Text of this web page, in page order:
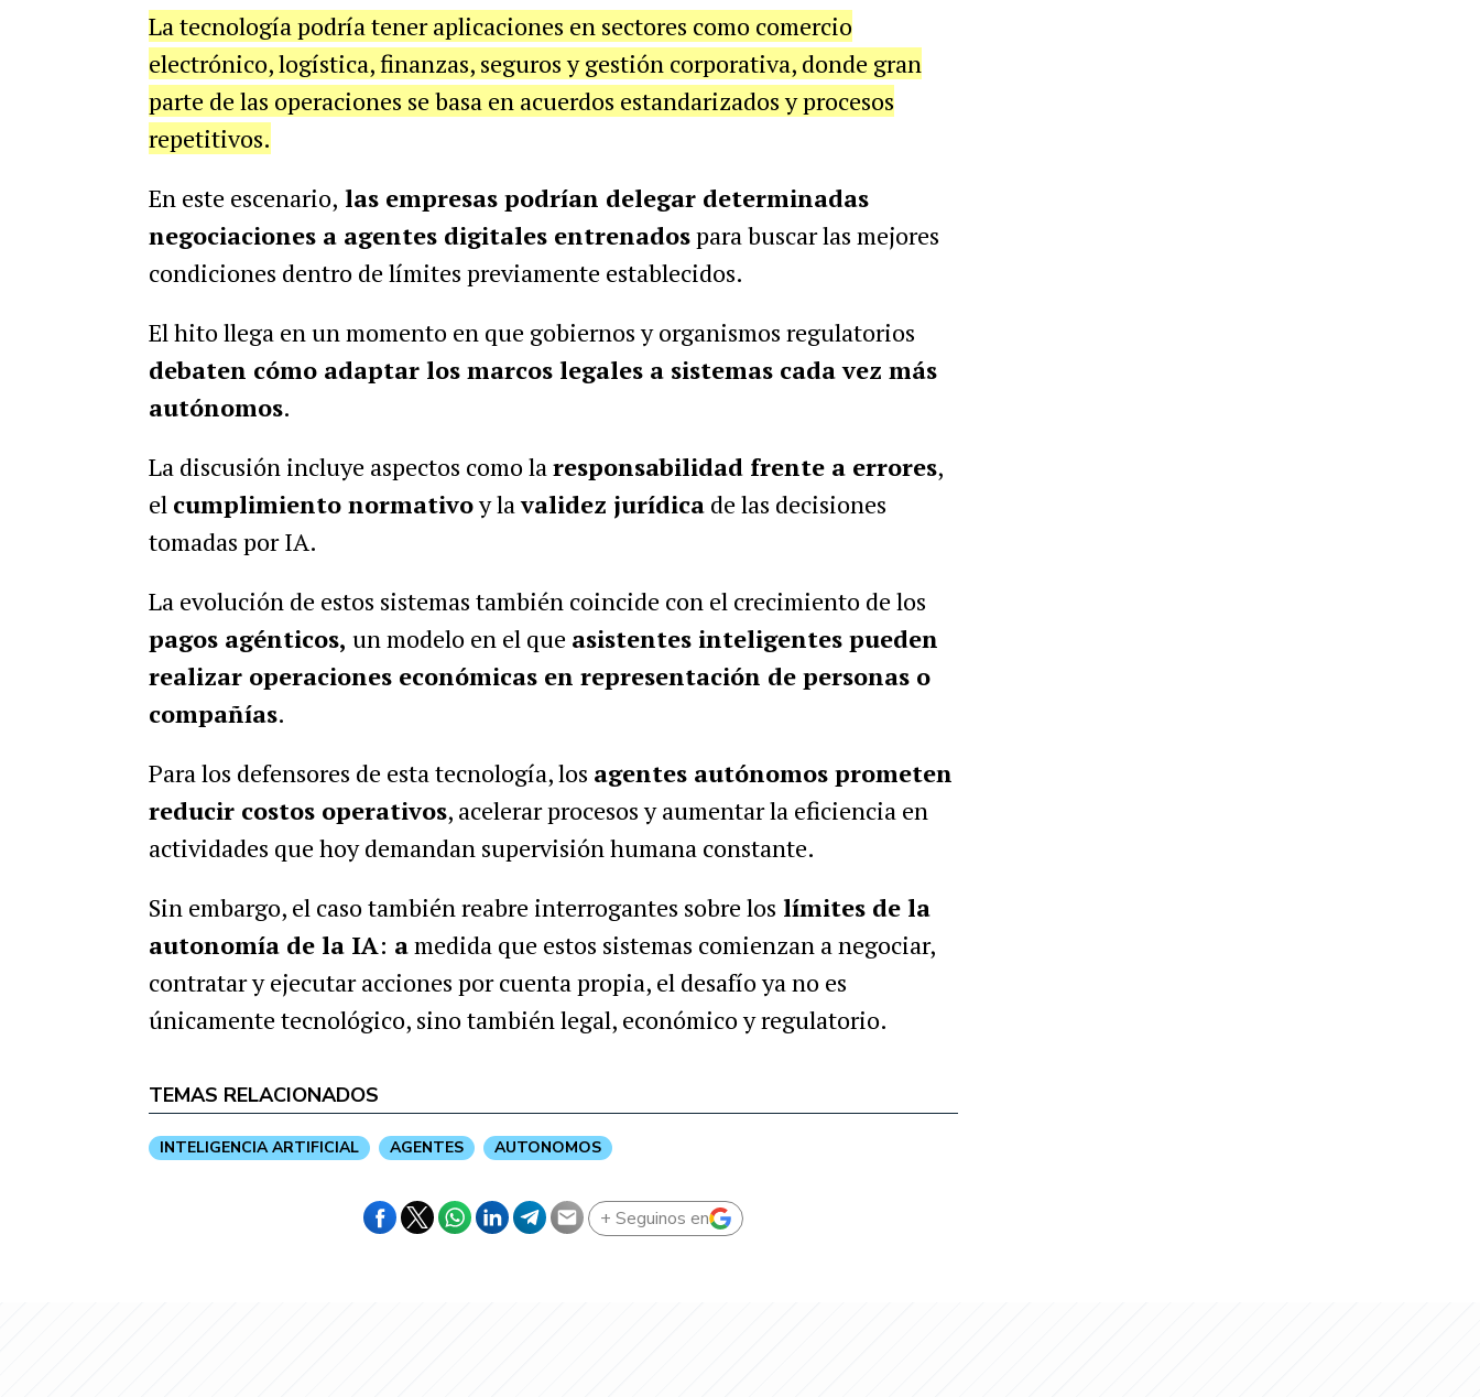
La tecnología podría tener aplicaciones en sectores como comercio
electrónico, logística, finanzas, seguros y gestión corporativa, donde gran
parte de las operaciones se basa en acuerdos estandarizados y procesos
repetitivos.
En este escenario, las empresas podrían delegar determinadas
negociaciones a agentes digitales entrenadospara buscar las mejores
condiciones dentro de límites previamente establecidos.
El hito llega en un momento en que gobiernos y organismos regulatorios
debaten cómo adaptar los marcos legales a sistemas cada vez más
autónomos.
La discusión incluye aspectos como laresponsabilidad frente a errores,
el cumplimiento normativoy lavalidez jurídicade las decisiones
tomadas por IA.
La evolución de estos sistemas también coincide con el crecimiento de los
pagos agénticos, un modelo en el que asistentes inteligentes pueden
realizar operaciones económicas en representación de personas o
compañías.
Para los defensores de esta tecnología, los agentes autónomos prometen
reducir costos operativos, acelerar procesos y aumentar la eficiencia en
actividades que hoy demandan supervisión humana constante.
Sin embargo, el caso también reabre interrogantes sobre los límites de la
autonomía de la IA: amedida que estos sistemas comienzan a negociar,
contratar y ejecutar acciones por cuenta propia, el desafío ya no es
únicamente tecnológico, sino también legal, económico y regulatorio.
TEMAS RELACIONADOS
INTELIGENCIA ARTIFICIAL AGENTES AUTONOMOS
+ Seguinos en